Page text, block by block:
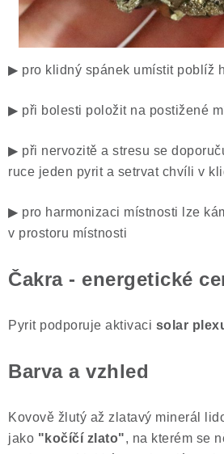
▶ pro klidný spánek umístit poblíž
▶ při bolesti položit na postižené
▶ při nervozitě a stresu se
ruce jeden pyrit a setrvat chvíli v
▶ pro harmonizaci místnosti lze
v prostoru místnosti
Čakra - energetické
Pyrit podporuje aktivaci solar
Barva a vzhled
Kovově žlutý až zlatavý minerál
jako "kočíčí zlato", na kterém se